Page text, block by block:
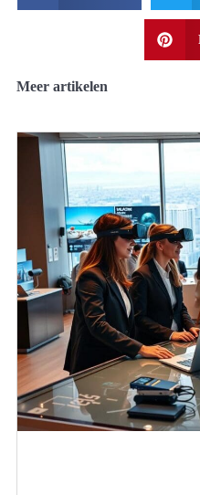
Meer artikelen